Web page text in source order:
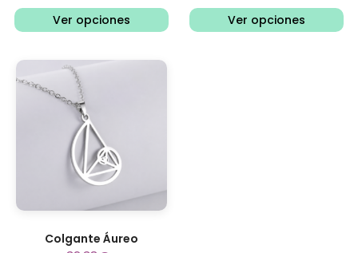
Ver opciones Ver opciones
Colgante Áureo